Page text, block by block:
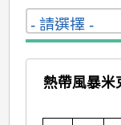
熱帶風暴米